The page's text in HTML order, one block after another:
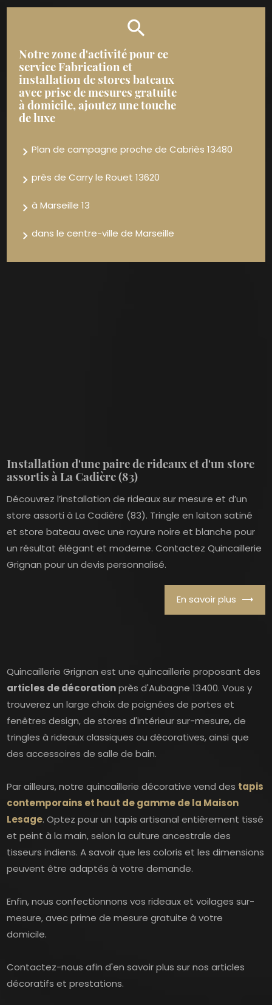
Notre zone d'activité pour ce
service Fabrication et
installation de stores bateaux
avec prise de mesures gratuite
à domicile, ajoutez une touche
de luxe
Plan de campagne proche de Cabriès 13480
près de Carry le Rouet 13620
à Marseille 13
dans le centre-ville de Marseille
Installation d'une paire de rideaux et d'un store
assortis à La Cadière (83)
Découvrez l’installation de rideaux sur mesure et d’un
store assorti à La Cadière (83). Tringle en laiton satiné
et store bateau avec une rayure noire et blanche pour
un résultat élégant et moderne. Contactez Quincaillerie
Grignan pour un devis personnalisé.
En savoir plus
Quincaillerie Grignan est une quincaillerie proposant des
articles de décorationprès d'Aubagne 13400. Vous y
trouverez un large choix de poignées de portes et
fenêtres design, de stores d'intérieur sur-mesure, de
tringles à rideaux classiques ou décoratives, ainsi que
des accessoires de salle de bain.
Par ailleurs, notre quincaillerie décorative vend des tapis
contemporains et haut de gamme de la Maison
Lesage. Optez pour un tapis artisanal entièrement tissé
et peint à la main, selon la culture ancestrale des
tisseurs indiens. A savoir que les coloris et les dimensions
peuvent être adaptés à votre demande.
Enfin, nous confectionnons vos rideaux et voilages sur-
mesure, avec prime de mesure gratuite à votre
domicile.
Contactez-nous afin d'en savoir plus sur nos articles
décoratifs et prestations.